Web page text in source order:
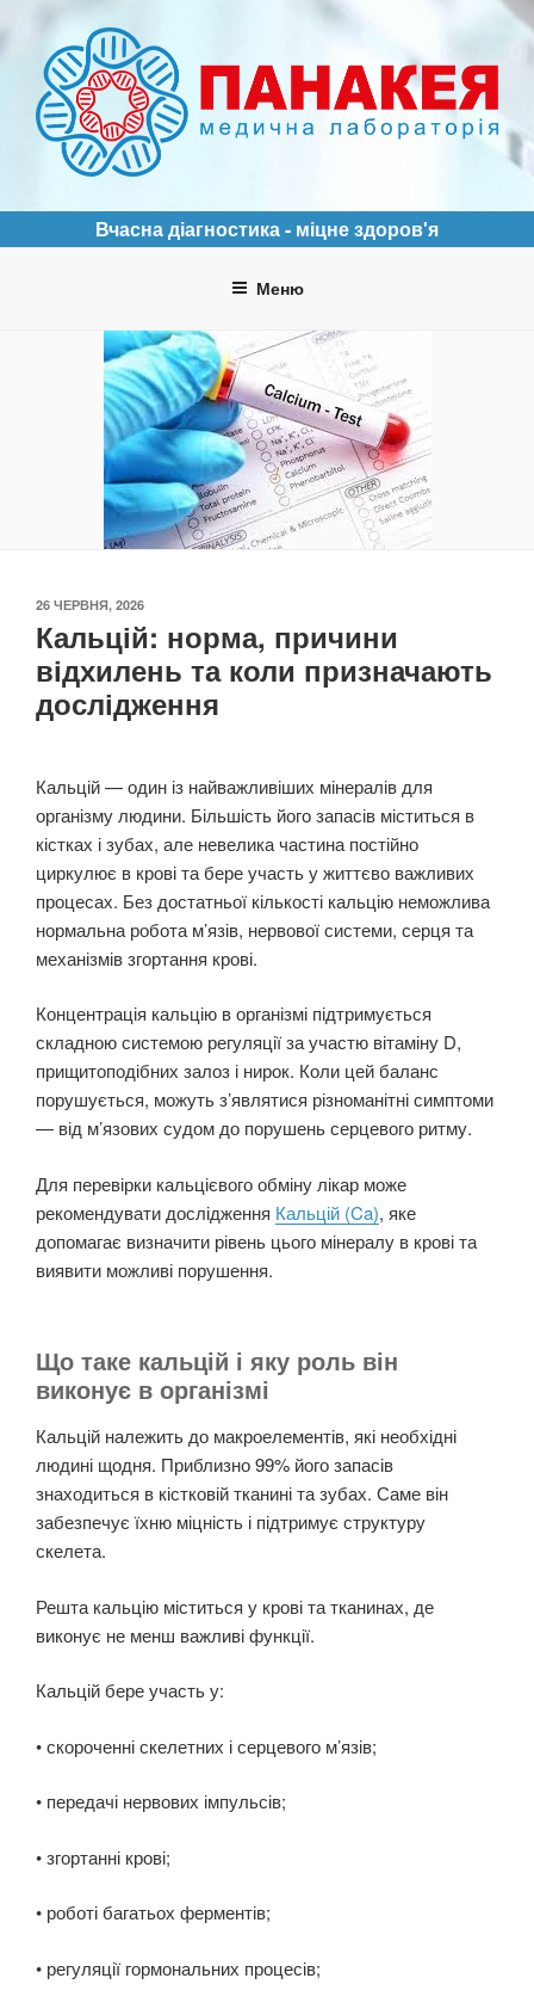
вмісту
ПАНАКЕЯ
Вчасна діагностика - міцне здоров'я
Меню
ОПУБЛІКОВАНО
26 ЧЕРВНЯ, 2026
Кальцій: норма, причини
відхилень та коли призначають
дослідження
Кальцій — один із найважливіших мінералів для
організму людини. Більшість його запасів міститься в
кістках і зубах, але невелика частина постійно
циркулює в крові та бере участь у життєво важливих
процесах. Без достатньої кількості кальцію неможлива
нормальна робота м’язів, нервової системи, серця та
механізмів згортання крові.
Концентрація кальцію в організмі підтримується
складною системою регуляції за участю вітаміну D,
прищитоподібних залоз і нирок. Коли цей баланс
порушується, можуть з’являтися різноманітні симптоми
— від м’язових судом до порушень серцевого ритму.
Для перевірки кальцієвого обміну лікар може
рекомендувати дослідження Кальцій (Ca), яке
допомагає визначити рівень цього мінералу в крові та
виявити можливі порушення.
Що таке кальцій і яку роль він
виконує в організмі
Кальцій належить до макроелементів, які необхідні
людині щодня. Приблизно 99% його запасів
знаходиться в кістковій тканині та зубах. Саме він
забезпечує їхню міцність і підтримує структуру
скелета.
Решта кальцію міститься у крові та тканинах, де
виконує не менш важливі функції.
Кальцій бере участь у:
• скороченні скелетних і серцевого м’язів;
• передачі нервових імпульсів;
• згортанні крові;
• роботі багатьох ферментів;
• регуляції гормональних процесів;